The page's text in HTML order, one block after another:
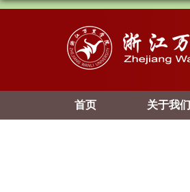
首页 关于我们